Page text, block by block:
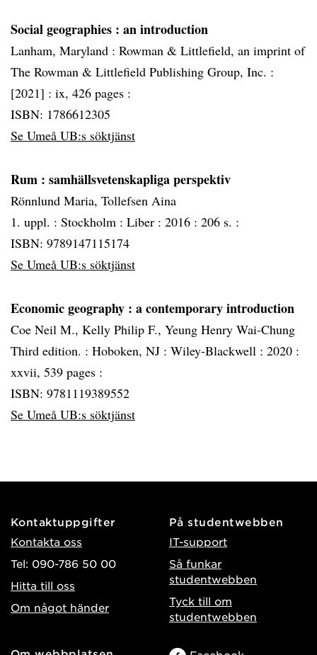
Social geographies : an introduction
Lanham, Maryland : Rowman & Littlefield, an imprint of
The Rowman & Littlefield Publishing Group, Inc. :
[2021] : ix, 426 pages :
ISBN: 1786612305
Se Umeå UB:s söktjänst
Rum : samhällsvetenskapliga perspektiv
Rönnlund Maria, Tollefsen Aina
1. uppl. : Stockholm : Liber : 2016 : 206 s. :
ISBN: 9789147115174
Se Umeå UB:s söktjänst
Economic geography : a contemporary introduction
Coe Neil M., Kelly Philip F., Yeung Henry Wai-Chung
Third edition. : Hoboken, NJ : Wiley-Blackwell : 2020 :
xxvii, 539 pages :
ISBN: 9781119389552
Se Umeå UB:s söktjänst
Kontaktuppgifter
Kontakta oss
Tel: 090-786 50 00
Hitta till oss
Om något händer
På studentwebben
IT-support
Så funkar
studentwebben
Tyck till om
studentwebben